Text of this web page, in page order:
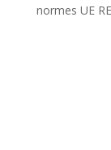
normes UE